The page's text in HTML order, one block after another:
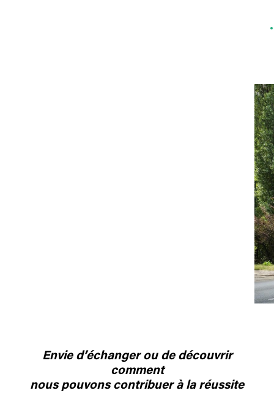
Envie d’échanger ou de découvrir
comment
nous pouvons contribuer à la réussite